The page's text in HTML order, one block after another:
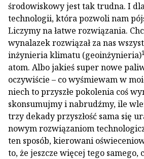
środowiskowy jest tak trudna. I
technologii, która pozwoli nam
Liczymy na łatwe rozwiązania.
wynalazek rozwiązał za nas
inżynieria klimatu (geoinżynieria)1
atom. Albo jakieś super nowe
oczywiście – co wyśmiewam w
niech to przyszłe pokolenia coś
skonsumujmy i nabrudźmy, ile
trzy dekady przyszłość sama się
nowym rozwiązaniom
ten sposób, kierowani
to, że jeszcze więcej tego samego,